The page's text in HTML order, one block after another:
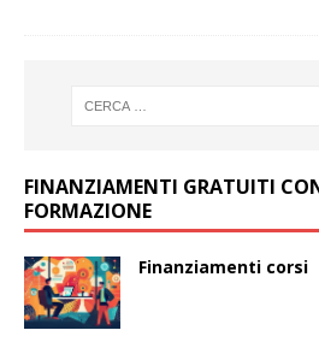
FINANZIAMENTI GRATUITI
FORMAZIONE
Finanziamenti corsi